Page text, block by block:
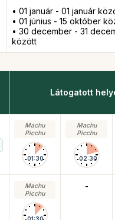
• 01 január - 01 január
• 01 június - 15 október
• 30 december - 31
között
Látogatott
Machu
Picchu
01:30
Machu
Picchu
02:30
Machu
Picchu
-